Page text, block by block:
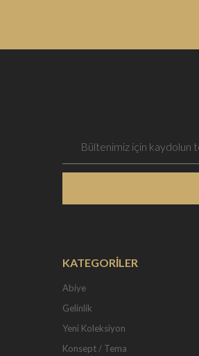
KATEGORİLER
Abiye
Gelinlik
Yeni Koleksiyon
Konsept / Tema